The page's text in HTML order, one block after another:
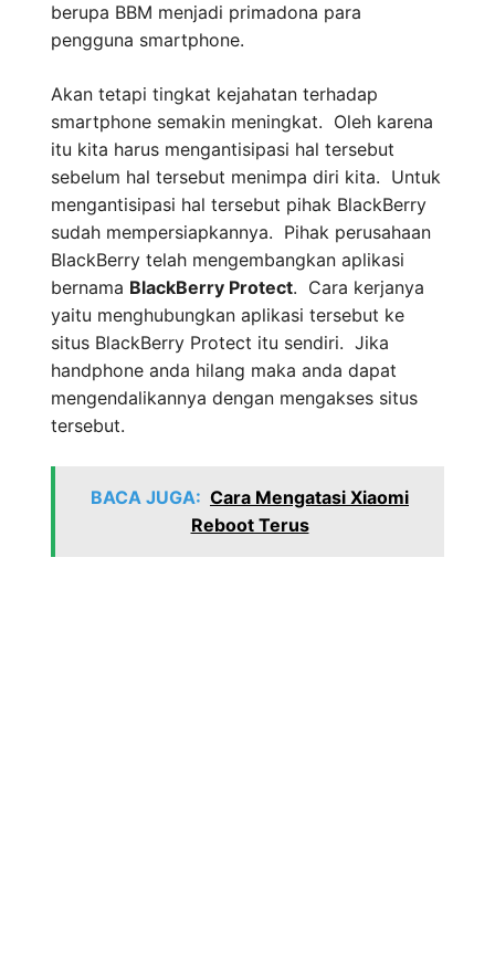
berupa BBM menjadi primadona para
pengguna smartphone.
Akan tetapi tingkat kejahatan terhadap
smartphone semakin meningkat. Oleh karena
itu kita harus mengantisipasi hal tersebut
sebelum hal tersebut menimpa diri kita. Untuk
mengantisipasi hal tersebut pihak BlackBerry
sudah mempersiapkannya. Pihak perusahaan
BlackBerry telah mengembangkan aplikasi
bernama BlackBerry Protect. Cara kerjanya
yaitu menghubungkan aplikasi tersebut ke
situs BlackBerry Protect itu sendiri. Jika
handphone anda hilang maka anda dapat
mengendalikannya dengan mengakses situs
tersebut.
BACA JUGA: Cara Mengatasi Xiaomi
Reboot Terus